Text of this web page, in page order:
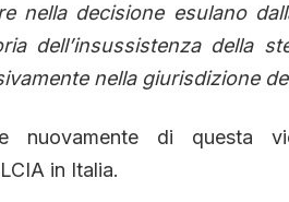
nella decisione esulano
dell’insussistenza della
nella giurisdizione
nuovamente di questa
in Italia.